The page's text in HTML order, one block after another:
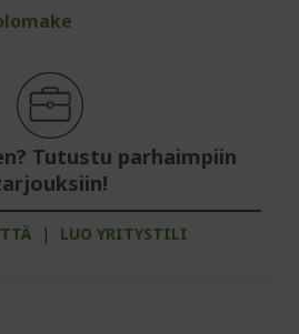
Tutustu parhaimpiin
| LUO YRITYSTILI